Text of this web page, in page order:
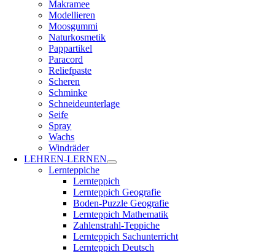
Makramee
Modellieren
Moosgummi
Naturkosmetik
Pappartikel
Paracord
Reliefpaste
Scheren
Schminke
Schneideunterlage
Seife
Spray
Wachs
Windräder
LEHREN-LERNEN
Lernteppiche
Lernteppich
Lernteppich Geografie
Boden-Puzzle Geografie
Lernteppich Mathematik
Zahlenstrahl-Teppiche
Lernteppich Sachunterricht
Lernteppich Deutsch